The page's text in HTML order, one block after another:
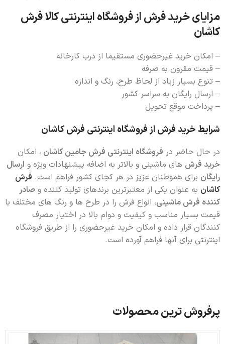
مزایای خرید فرش از فروشگاه اینترنتی کالا فرش
کاشان
– امکان خرید غیرحضوری مستقیما از درب کارخانه
– قیمت مقرون به صرفه
– تنوع بسیار زیاد از لحاظ طرح، رنگ و اندازه
– ارسال رایگان به سراسر کشور
– پرداخت موقع تحویل
شرایط خرید فرش از فروشگاه اینترنتی فرش کاشان
در حال حاضر در فروشگاه اینترنتی فرش جامین کاشان ، امکان
خرید فرش های ماشینی و بالاتر به اضافه پیشنهادات ویژه و ارسال
رایگان برای هموطنان عزیز در هر کجای کشور فراهم است. فرش
کاشان به عنوان یکی از معتبرترین برندهای تولید کننده و صادر
کننده فرش ماشینی، انواع فرش را در طرح ها و رنگ های مختلف با
قیمت بسیار مناسب و کیفیت و دوام بالا در اختیار مصرف
کنندگان قرار داده و امکان خرید غیرحضوری را از طریق فروشگاه
اینترنتی برای آنها فراهم آورده است.
پرفروش ترین محصولات